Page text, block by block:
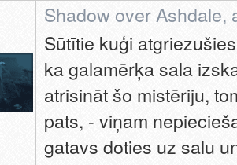
Shadow over Ashdale,
Sūtītie kuģi
ka galamērķa sala
atrisināt šo mistēriju,
pats, - viņam
gatavs doties uz salu